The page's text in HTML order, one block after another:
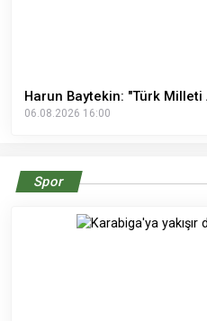
Harun Baytekin: "Türk Milleti
06.08.2026 16:00
Spor